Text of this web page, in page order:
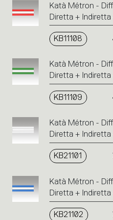
Katà Métron -
Diretta +
KB11108
Katà Métron -
Diretta +
KB11109
Katà Métron -
Diretta +
KB21101
Katà Métron -
Diretta +
KB21102